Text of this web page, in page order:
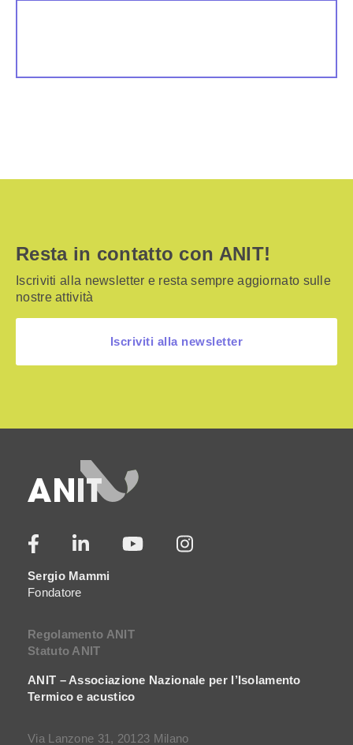
Resta in contatto con ANIT!
Iscriviti alla newsletter e resta sempre aggiornato sulle
nostre attività
Iscriviti alla newsletter
Sergio Mammi
Fondatore
Regolamento ANIT
Statuto ANIT
ANIT – Associazione Nazionale per l’Isolamento
Termico e acustico
Via Lanzone 31, 20123 Milano